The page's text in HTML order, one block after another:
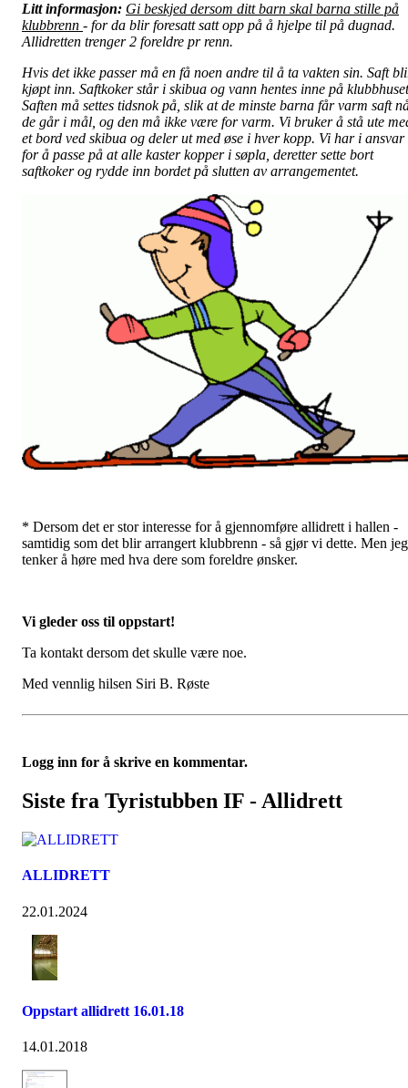
Litt informasjon: Gi beskjed dersom ditt barn skal barna stille på
klubbrenn - for da blir foresatt satt opp på å hjelpe til på dugnad.
Allidretten trenger 2 foreldre pr renn.
Hvis det ikke passer må en få noen andre til å ta vakten sin. Saft
kjøpt inn. Saftkoker står i skibua og vann hentes inne på
Saften må settes tidsnok på, slik at de minste barna får varm saft
de går i mål, og den må ikke være for varm. Vi bruker å stå ute
et bord ved skibua og deler ut med øse i hver kopp. Vi har i ansvar
for å passe på at alle kaster kopper i søpla, deretter sette bort
saftkoker og rydde inn bordet på slutten av arrangementet.
* Dersom det er stor interesse for å gjennomføre allidrett i hallen -
samtidig som det blir arrangert klubbrenn - så gjør vi dette. Men jeg
tenker å høre med hva dere som foreldre ønsker.
Vi gleder oss til oppstart!
Ta kontakt dersom det skulle være noe.
Med vennlig hilsen Siri B. Røste
Logg inn for å skrive en kommentar.
Siste fra Tyristubben IF - Allidrett
ALLIDRETT
22.01.2024
Oppstart allidrett 16.01.18
14.01.2018